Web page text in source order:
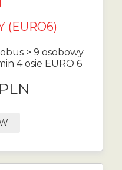
(EURO6)
> 9 osobowy
4 osie EURO 6